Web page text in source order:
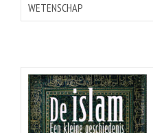
WETENSCHAP